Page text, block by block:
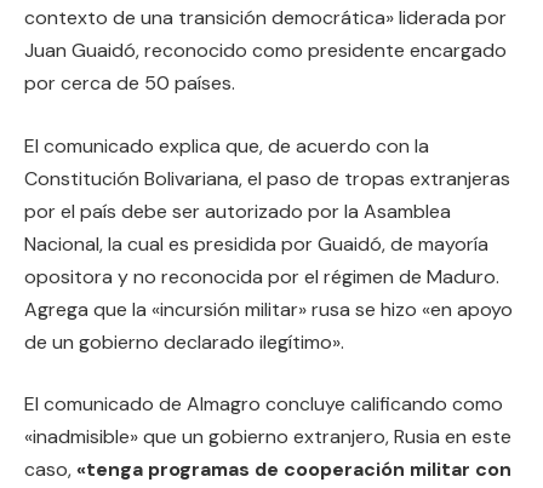
contexto de una transición democrática» liderada por
Juan Guaidó, reconocido como presidente encargado
por cerca de 50 países.
El comunicado explica que, de acuerdo con la
Constitución Bolivariana, el paso de tropas extranjeras
por el país debe ser autorizado por la Asamblea
Nacional, la cual es presidida por Guaidó, de mayoría
opositora y no reconocida por el régimen de Maduro.
Agrega que la «incursión militar» rusa se hizo «en apoyo
de un gobierno declarado ilegítimo».
El comunicado de Almagro concluye calificando como
«inadmisible» que un gobierno extranjero, Rusia en este
caso,«tenga programas de cooperación militar con